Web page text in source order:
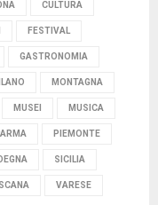
CULTURA
FESTIVAL
GASTRONOMIA
MONTAGNA
MUSEI MUSICA
PIEMONTE
SICILIA
VARESE